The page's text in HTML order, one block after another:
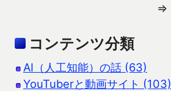
⇒
コンテンツ分類
AI（人工知能）の話 (63)
YouTuberと動画サイト (103)